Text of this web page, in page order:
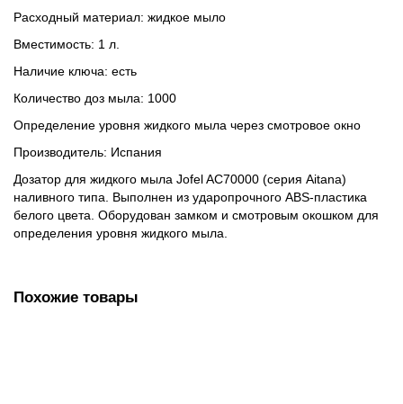
Расходный материал: жидкое мыло
Вместимость: 1 л.
Наличие ключа: есть
Количество доз мыла: 1000
Определение уровня жидкого мыла через смотровое окно
Производитель: Испания
Дозатор для жидкого мыла Jofel AC70000 (серия Aitana)
наливного типа. Выполнен из ударопрочного ABS-пластика
белого цвета. Оборудован замком и смотровым окошком для
определения уровня жидкого мыла.
Похожие товары